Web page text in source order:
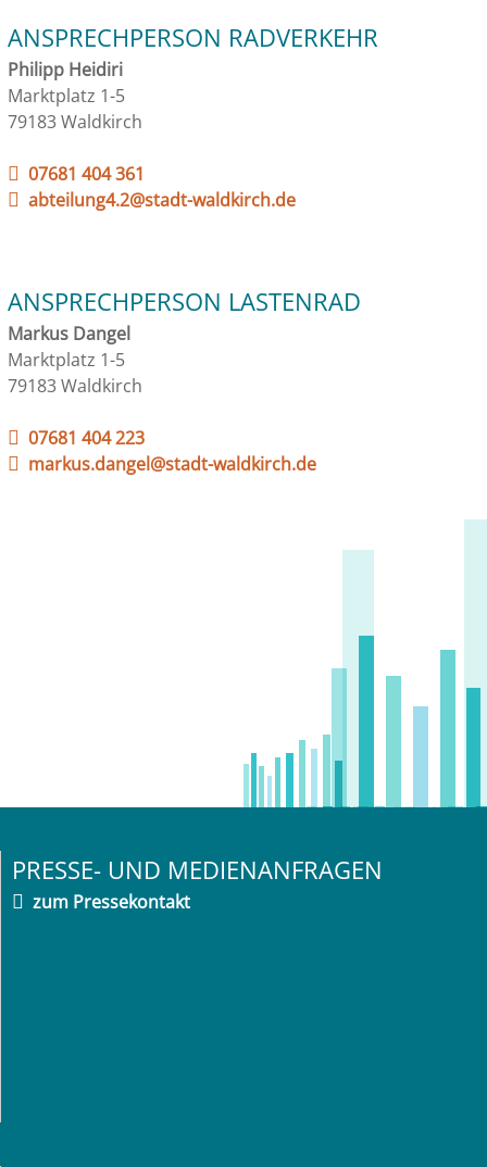
ANSPRECHPERSON RADVERKEHR
Philipp Heidiri
Marktplatz 1-5
79183 Waldkirch
07681 404 361
abteilung4.2@stadt-waldkirch.de
ANSPRECHPERSON LASTENRAD
Markus Dangel
Marktplatz 1-5
79183 Waldkirch
07681 404 223
markus.dangel@stadt-waldkirch.de
PRESSE- UND MEDIENANFRAGEN
zum Pressekontakt